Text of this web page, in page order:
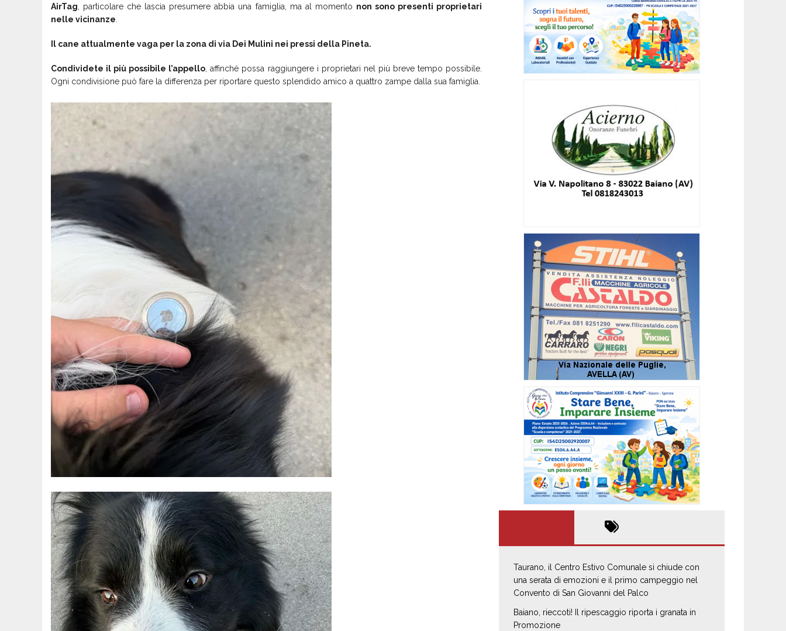
AirTag , particolare che lascia presumere abbia una famiglia, ma al momento non sono presenti proprietari
nelle vicinanze
Il cane attualmente vaga per la zona di via Dei Mulini nei pressi della Pineta.
Condividete il più possibile l’appello , affinché possa raggiungere i proprietari nel più breve tempo possibile.
Ogni condivisione può fare la differenza per riportare questo splendido amico a quattro zampe dalla sua famiglia.
Taurano, il Centro Estivo Comunale si chiude con
una serata di emozioni e il primo campeggio nel
Convento di San Giovanni del Palco
Baiano, rieccoti! Il ripescaggio riporta i granata in
Promozione